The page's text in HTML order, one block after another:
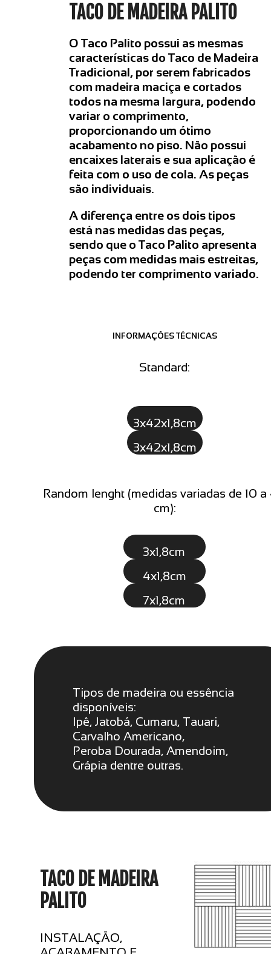
TACO DE MADEIRA PALITO
O Taco Palito possui as mesmas
características do Taco de Madeira
Tradicional, por serem fabricados
com madeira maciça e cortados
todos na mesma largura, podendo
variar o comprimento,
proporcionando um ótimo
acabamento no piso. Não possui
encaixes laterais e sua aplicação é
feita com o uso de cola. As peças
são individuais.
A diferença entre os dois tipos
está nas medidas das peças,
sendo que o Taco Palito apresenta
peças com medidas mais estreitas,
podendo ter comprimento variado.
INFORMAÇÕES TÉCNICAS
Standard:
3x42x1,8cm
3x42x1,8cm
Random lenght (medidas variadas de 10
cm):
3x1,8cm
4x1,8cm
7x1,8cm
Tipos de madeira ou essência
disponíveis:
Ipê, Jatobá, Cumaru, Tauari,
Carvalho Americano,
Peroba Dourada, Amendoim,
Grápia dentre outras.
TACO DE MADEIRA
PALITO
INSTALAÇÃO,